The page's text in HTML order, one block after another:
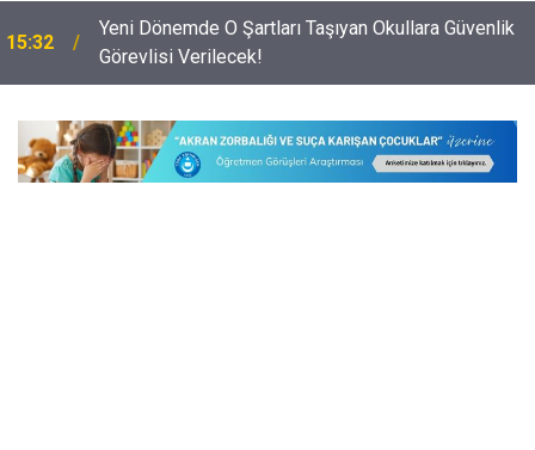
15:32
Yeni Dönemde O Şartları Taşıyan Okullara Güvenlik
Görevlisi Verilecek!